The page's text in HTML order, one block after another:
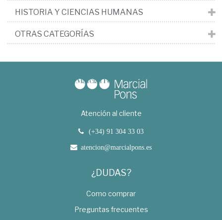
HISTORIA Y CIENCIAS HUMANAS
OTRAS CATEGORÍAS
Atención al cliente
(+34) 91 304 33 03
atencion@marcialpons.es
¿DUDAS?
Como comprar
Preguntas frecuentes